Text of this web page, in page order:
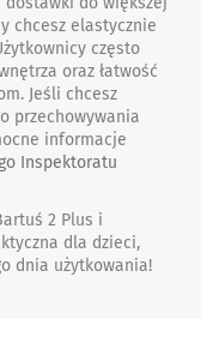
chcesz elastycznie
często
oraz łatwość
Jeśli chcesz
przechowywania
informacje
Inspektoratu
2 Plus i
dla dzieci,
dnia użytkowania!